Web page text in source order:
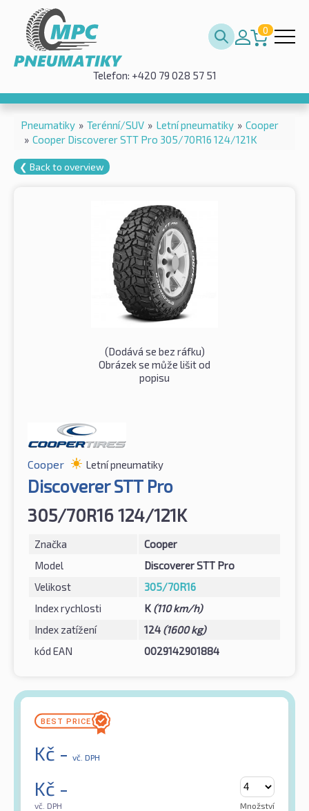
0
Telefon: +420 79 028 57 51
Pneumatiky » Terénní/SUV » Letní pneumatiky » Cooper
» Cooper Discoverer STT Pro 305/70R16 124/121K
❮ Back to overview
(Dodává se bez ráfku)
Obrázek se může lišit od
popisu
Cooper Letní pneumatiky
Discoverer STT Pro
305/70R16 124/121K
Značka
Cooper
Model
Discoverer STT Pro
Velikost
305/70R16
Index rychlosti
K (110 km/h)
Index zatížení
124 (1600 kg)
kód EAN
0029142901884
Kč - vč. DPH
Kč -
vč. DPH Množství